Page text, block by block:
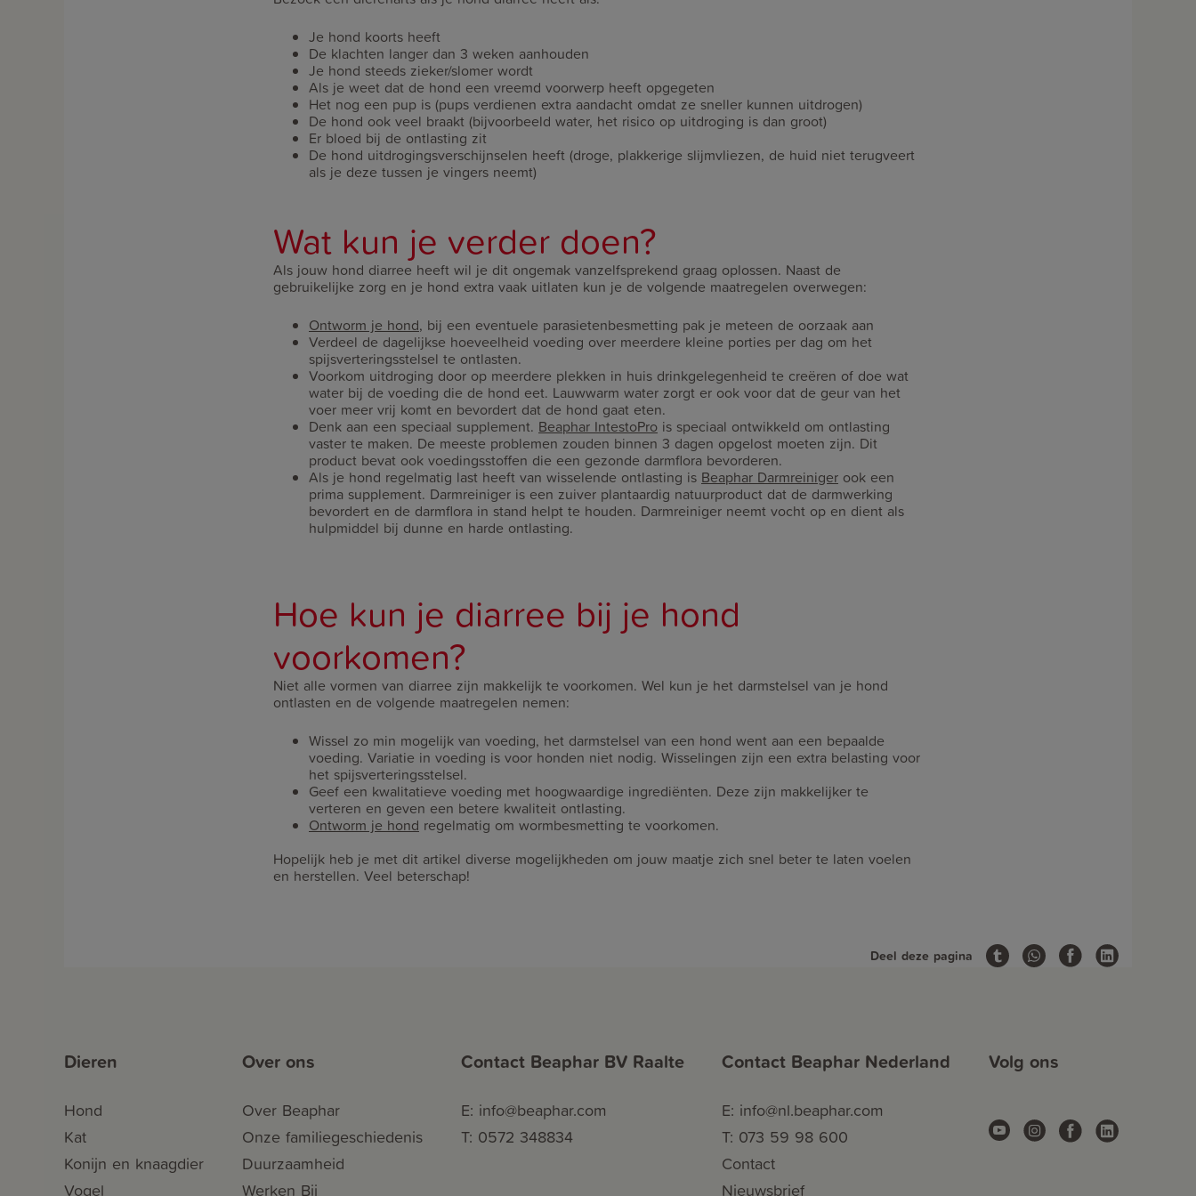
Je hond koorts heeft
De klachten langer dan 3 weken aanhouden
Je hond steeds zieker/slomer wordt
Als je weet dat de hond een vreemd voorwerp heeft opgegeten
Het nog een pup is (pups verdienen extra aandacht omdat ze sneller kunnen uitdrogen)
De hond ook veel braakt (bijvoorbeeld water, het risico op uitdroging is dan groot)
Er bloed bij de ontlasting zit
De hond uitdrogingsverschijnselen heeft (droge, plakkerige slijmvliezen, de huid niet terugveert
als je deze tussen je vingers neemt)
Wat kun je verder doen?
Als jouw hond diarree heeft wil je dit ongemak vanzelfsprekend graag oplossen. Naast de
gebruikelijke zorg en je hond extra vaak uitlaten kun je de volgende maatregelen overwegen:
Ontworm je hond, bij een eventuele parasietenbesmetting pak je meteen de oorzaak aan
Verdeel de dagelijkse hoeveelheid voeding over meerdere kleine porties per dag om het
spijsverteringsstelsel te ontlasten.
Voorkom uitdroging door op meerdere plekken in huis drinkgelegenheid te creëren of doe wat
water bij de voeding die de hond eet. Lauwwarm water zorgt er ook voor dat de geur van het
voer meer vrij komt en bevordert dat de hond gaat eten.
Denk aan een speciaal supplement. Beaphar IntestoPro is speciaal ontwikkeld om ontlasting
vaster te maken. De meeste problemen zouden binnen 3 dagen opgelost moeten zijn. Dit
product bevat ook voedingsstoffen die een gezonde darmflora bevorderen.
Als je hond regelmatig last heeft van wisselende ontlasting is Beaphar Darmreiniger ook een
prima supplement. Darmreiniger is een zuiver plantaardig natuurproduct dat de darmwerking
bevordert en de darmflora in stand helpt te houden. Darmreiniger neemt vocht op en dient als
hulpmiddel bij dunne en harde ontlasting.
Hoe kun je diarree bij je hond
voorkomen?
Niet alle vormen van diarree zijn makkelijk te voorkomen. Wel kun je het darmstelsel van je hond
ontlasten en de volgende maatregelen nemen:
Wissel zo min mogelijk van voeding, het darmstelsel van een hond went aan een bepaalde
voeding. Variatie in voeding is voor honden niet nodig. Wisselingen zijn een extra belasting voor
het spijsverteringsstelsel.
Geef een kwalitatieve voeding met hoogwaardige ingrediënten. Deze zijn makkelijker te
verteren en geven een betere kwaliteit ontlasting.
Ontworm je hond regelmatig om wormbesmetting te voorkomen.
Hopelijk heb je met dit artikel diverse mogelijkheden om jouw maatje zich snel beter te laten voelen
en herstellen. Veel beterschap!
Deel deze pagina
Dieren
Hond
Kat
Konijn en knaagdier
Vogel
Over ons
Over Beaphar
Onze familiegeschiedenis
Duurzaamheid
Werken Bij
Contact Beaphar BV Raalte
E: info@beaphar.com
T: 0572 348834
Contact Beaphar Nederland
E: info@nl.beaphar.com
T: 073 59 98 600
Contact
Nieuwsbrief
Volg ons